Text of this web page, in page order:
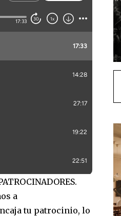
a
tu patrocinio, lo